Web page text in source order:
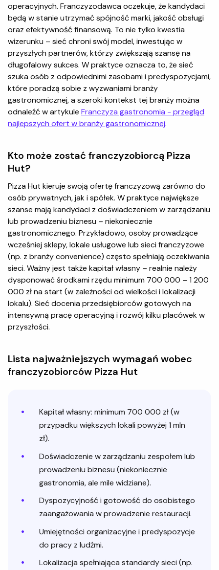
operacyjnych. Franczyzodawca oczekuje, że kandydaci
będą w stanie utrzymać spójność marki, jakość obsługi
oraz efektywność finansową. To nie tylko kwestia
wizerunku – sieć chroni swój model, inwestując w
przyszłych partnerów, którzy zwiększają szansę na
długofalowy sukces. W praktyce oznacza to, że sieć
szuka osób z odpowiednimi zasobami i predyspozycjami,
które poradzą sobie z wyzwaniami branży
gastronomicznej, a szeroki kontekst tej branży można
odnaleźć w artykule Franczyza gastronomia - przegląd
najlepszych ofert w branży gastronomicznej.
Kto może zostać franczyzobiorcą Pizza
Hut?
Pizza Hut kieruje swoją ofertę franczyzową zarówno do
osób prywatnych, jak i spółek. W praktyce największe
szanse mają kandydaci z doświadczeniem w zarządzaniu
lub prowadzeniu biznesu – niekoniecznie
gastronomicznego. Przykładowo, osoby prowadzące
wcześniej sklepy, lokale usługowe lub sieci franczyzowe
(np. z branży convenience) często spełniają oczekiwania
sieci. Ważny jest także kapitał własny – realnie należy
dysponować środkami rzędu minimum 700 000 – 1 200
000 zł na start (w zależności od wielkości i lokalizacji
lokalu). Sieć docenia przedsiębiorców gotowych na
intensywną pracę operacyjną i rozwój kilku placówek w
przyszłości.
Lista najważniejszych wymagań wobec
franczyzobiorców Pizza Hut
Kapitał własny: minimum 700 000 zł (w
przypadku większych lokali powyżej 1 mln
zł).
Doświadczenie w zarządzaniu zespołem lub
prowadzeniu biznesu (niekoniecznie
gastronomia, ale mile widziane).
Dyspozycyjność i gotowość do osobistego
zaangażowania w prowadzenie restauracji.
Umiejętności organizacyjne i predyspozycje
do pracy z ludźmi.
Lokalizacja spełniająca standardy sieci (np.